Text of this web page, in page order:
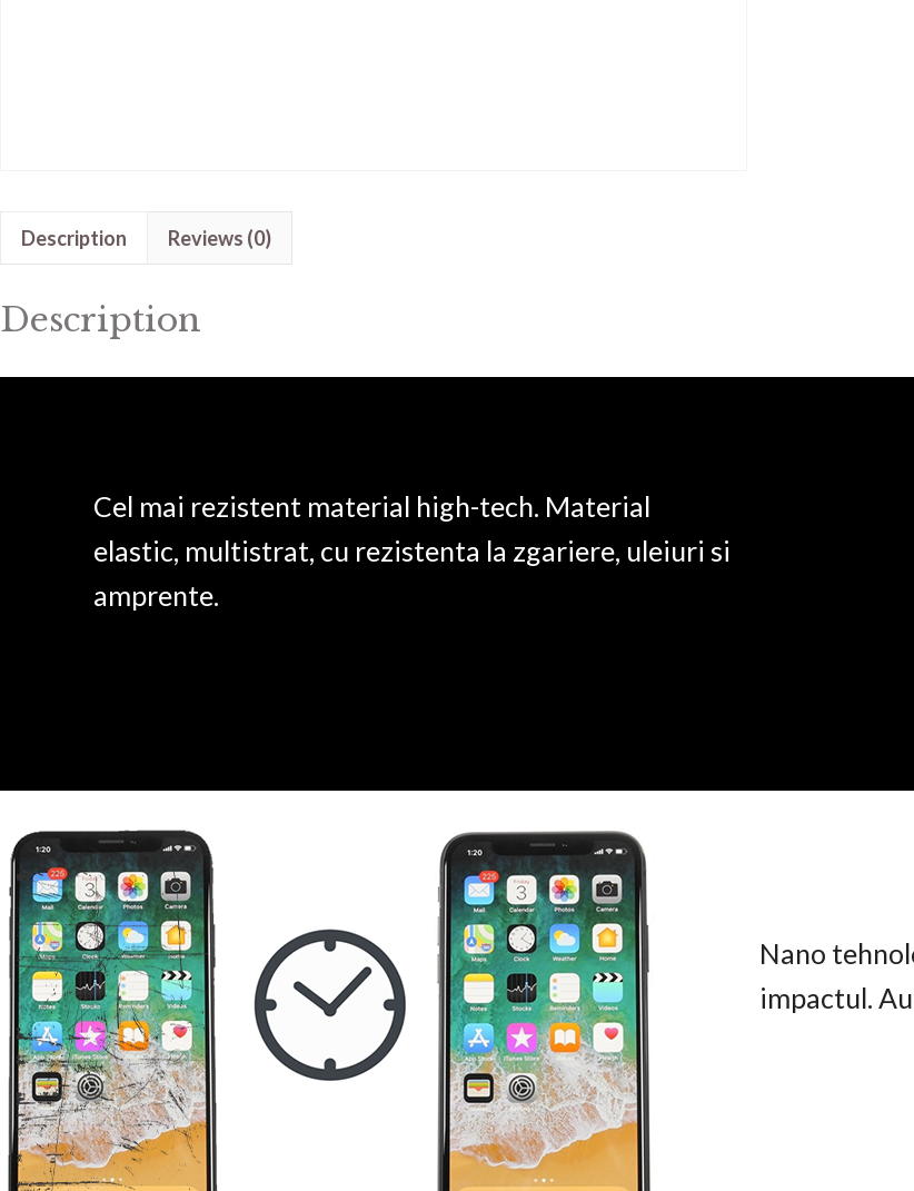
Description Reviews (0)
Description
Cel mai rezistent material high-tech. Material
elastic, multistrat, cu rezistenta la zgariere, uleiuri si
amprente.
Nano
impactul.